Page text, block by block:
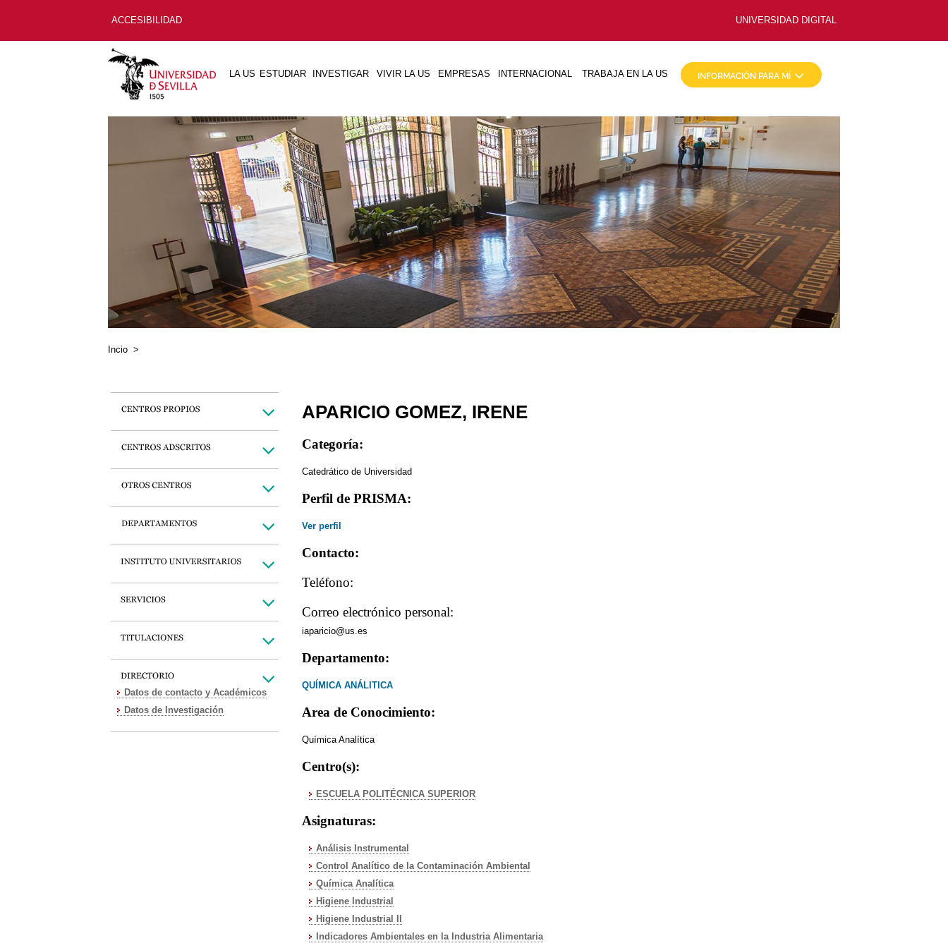
ACCESIBILIDAD UNIVERSIDAD DIGITAL
LA US ESTUDIAR INVESTIGAR VIVIR LA US EMPRESAS INTERNACIONAL TRABAJA EN LA US
Incio >
Datos de contacto y Académicos
Datos de Investigación
APARICIO GOMEZ, IRENE
Categoría:
Catedrático de Universidad
Perfil de PRISMA:
Ver perfil
Contacto:
Teléfono:
Correo electrónico personal:
iaparicio@us.es
Departamento:
QUÍMICA ANÁLITICA
Area de Conocimiento:
Química Analítica
Centro(s):
ESCUELA POLITÉCNICA SUPERIOR
Asignaturas:
Análisis Instrumental
Control Analítico de la Contaminación Ambiental
Química Analítica
Higiene Industrial
Higiene Industrial II
Indicadores Ambientales en la Industria Alimentaria